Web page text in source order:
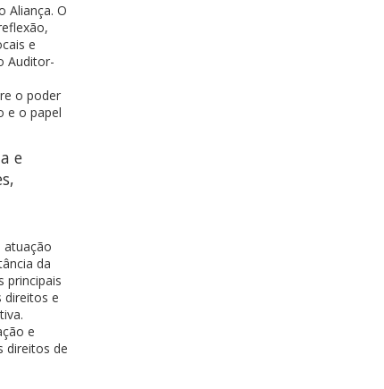
Aliança. O
e
Auditor-
o poder
e o papel
e
da
principais
direitos e
e
direitos de